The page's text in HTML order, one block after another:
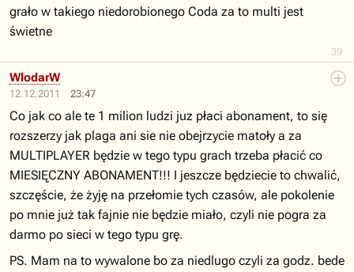
39
grało w takiego niedorobionego Coda za to multi jest
świetne
12.12.2011 23:47
WlodarW
Co jak co ale te 1 milion ludzi juz płaci abonament, to się
rozszerzy jak plaga ani sie nie obejrzycie matoły a za
MULTIPLAYER będzie w tego typu grach trzeba płacić co
MIESIĘCZNY ABONAMENT!!! I jeszcze będziecie to chwalić,
szczęście, że żyję na przełomie tych czasów, ale pokolenie
po mnie już tak fajnie nie będzie miało, czyli nie pogra za
darmo po sieci w tego typu grę.
PS. Mam na to wywalone bo za niedlugo czyli za godz. bede